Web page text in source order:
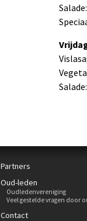
Partners
Oud-leden
Oudledenvereniging
Veel gestelde vragen door
Contact